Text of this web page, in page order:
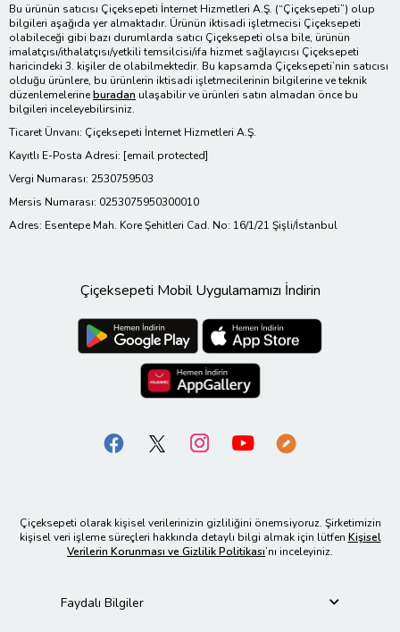
Bu ürünün satıcısı Çiçeksepeti İnternet Hizmetleri A.Ş. (“Çiçeksepeti”) olup
bilgileri aşağıda yer almaktadır. Ürünün iktisadi işletmecisi Çiçeksepeti
olabileceği gibi bazı durumlarda satıcı Çiçeksepeti olsa bile, ürünün
imalatçısı/ithalatçısı/yetkili temsilcisi/ifa hizmet sağlayıcısı Çiçeksepeti
haricindeki 3. kişiler de olabilmektedir. Bu kapsamda Çiçeksepeti’nin satıcısı
olduğu ürünlere, bu ürünlerin iktisadi işletmecilerinin bilgilerine ve teknik
düzenlemelerineburadan ulaşabilir ve ürünleri satın almadan önce bu
bilgileri inceleyebilirsiniz.
Ticaret Ünvanı: Çiçeksepeti İnternet Hizmetleri A.Ş.
Kayıtlı E-Posta Adresi: [email protected]
Vergi Numarası: 2530759503
Mersis Numarası: 0253075950300010
Adres: Esentepe Mah. Kore Şehitleri Cad. No: 16/1/21 Şişli/İstanbul
Çiçeksepeti Mobil Uygulamamızı İndirin
Çiçeksepeti olarak kişisel verilerinizin gizliliğini önemsiyoruz. Şirketimizin
kişisel veri işleme süreçleri hakkında detaylı bilgi almak için lütfen Kişisel
Verilerin Korunması ve Gizlilik Politikası’nı inceleyiniz.
Faydalı Bilgiler